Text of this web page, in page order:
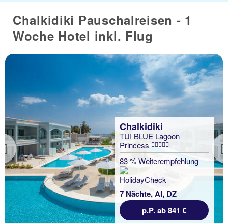
Chalkidiki Pauschalreisen - 1
Woche Hotel inkl. Flug
Previous
Chalkidiki
TUI BLUE Lagoon
Princess
83 % Weiterempfehlung
7 Nächte, AI, DZ
p.P. ab 841 €